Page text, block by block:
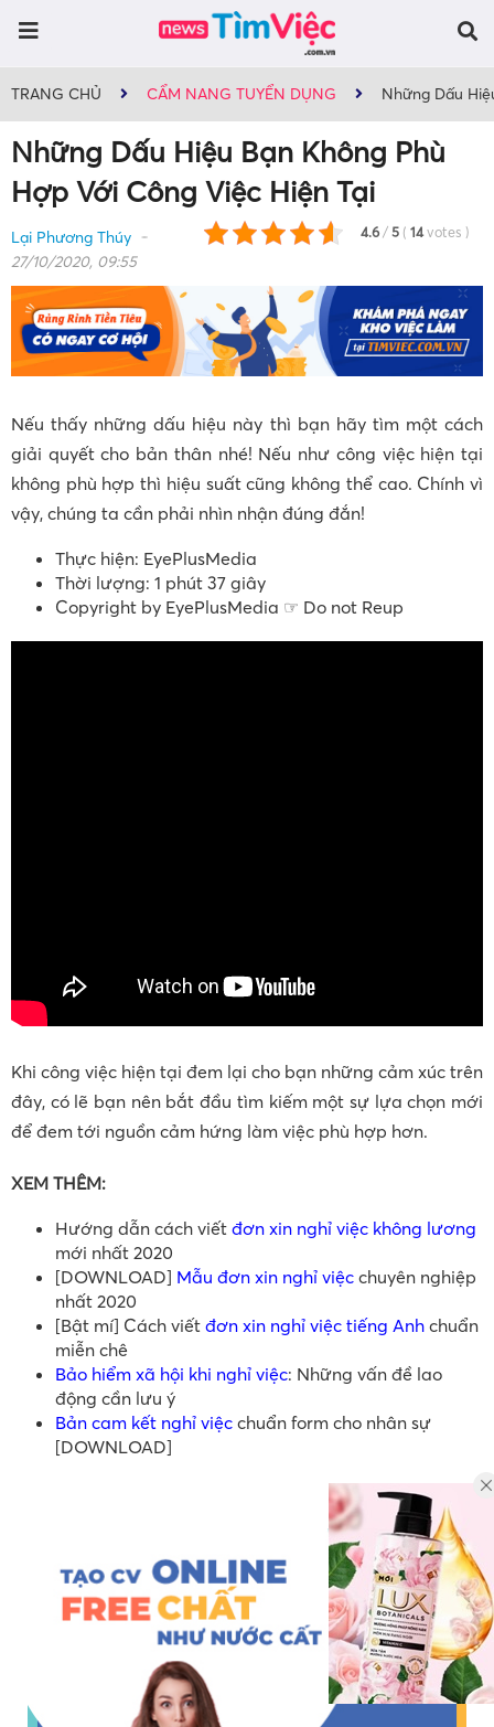
TRANG CHỦ CẨM NANG TUYỂN DỤNG Những Dấu
Những Dấu Hiệu Bạn Không Phù
Hợp Với Công Việc Hiện Tại
4.6 / 5 ( 14 votes )
Lại Phương Thúy
27/10/2020, 09:55
Nếu thấy những dấu hiệu này thì bạn hãy tìm một cách
giải quyết cho bản thân nhé! Nếu như công việc hiện tại
không phù hợp thì hiệu suất cũng không thể cao. Chính vì
vậy, chúng ta cần phải nhìn nhận đúng đắn!
Thực hiện: EyePlusMedia
Thời lượng: 1 phút 37 giây
Copyright by EyePlusMedia ☞ Do not Reup
Khi công việc hiện tại đem lại cho bạn những cảm xúc trên
đây, có lẽ bạn nên bắt đầu tìm kiếm một sự lựa chọn mới
để đem tới nguồn cảm hứng làm việc phù hợp hơn.
XEM THÊM:
Hướng dẫn cách viết đơn xin nghỉ việc không lương
mới nhất 2020
[DOWNLOAD] Mẫu đơn xin nghỉ việc chuyên nghiệp
nhất 2020
[Bật mí] Cách viết đơn xin nghỉ việc tiếng Anh chuẩn
miễn chê
Bảo hiểm xã hội khi nghỉ việc: Những vấn đề lao
động cần lưu ý
Bản cam kết nghỉ việc chuẩn form cho nhân sự
[DOWNLOAD]